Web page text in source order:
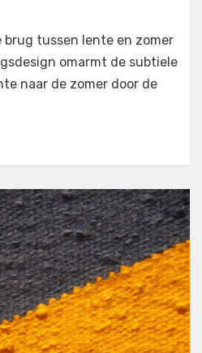
brug tussen lente en zomer
omarmt de subtiele
naar de zomer door de